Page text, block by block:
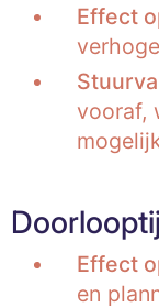
Effect
vooraf,
Effect
en